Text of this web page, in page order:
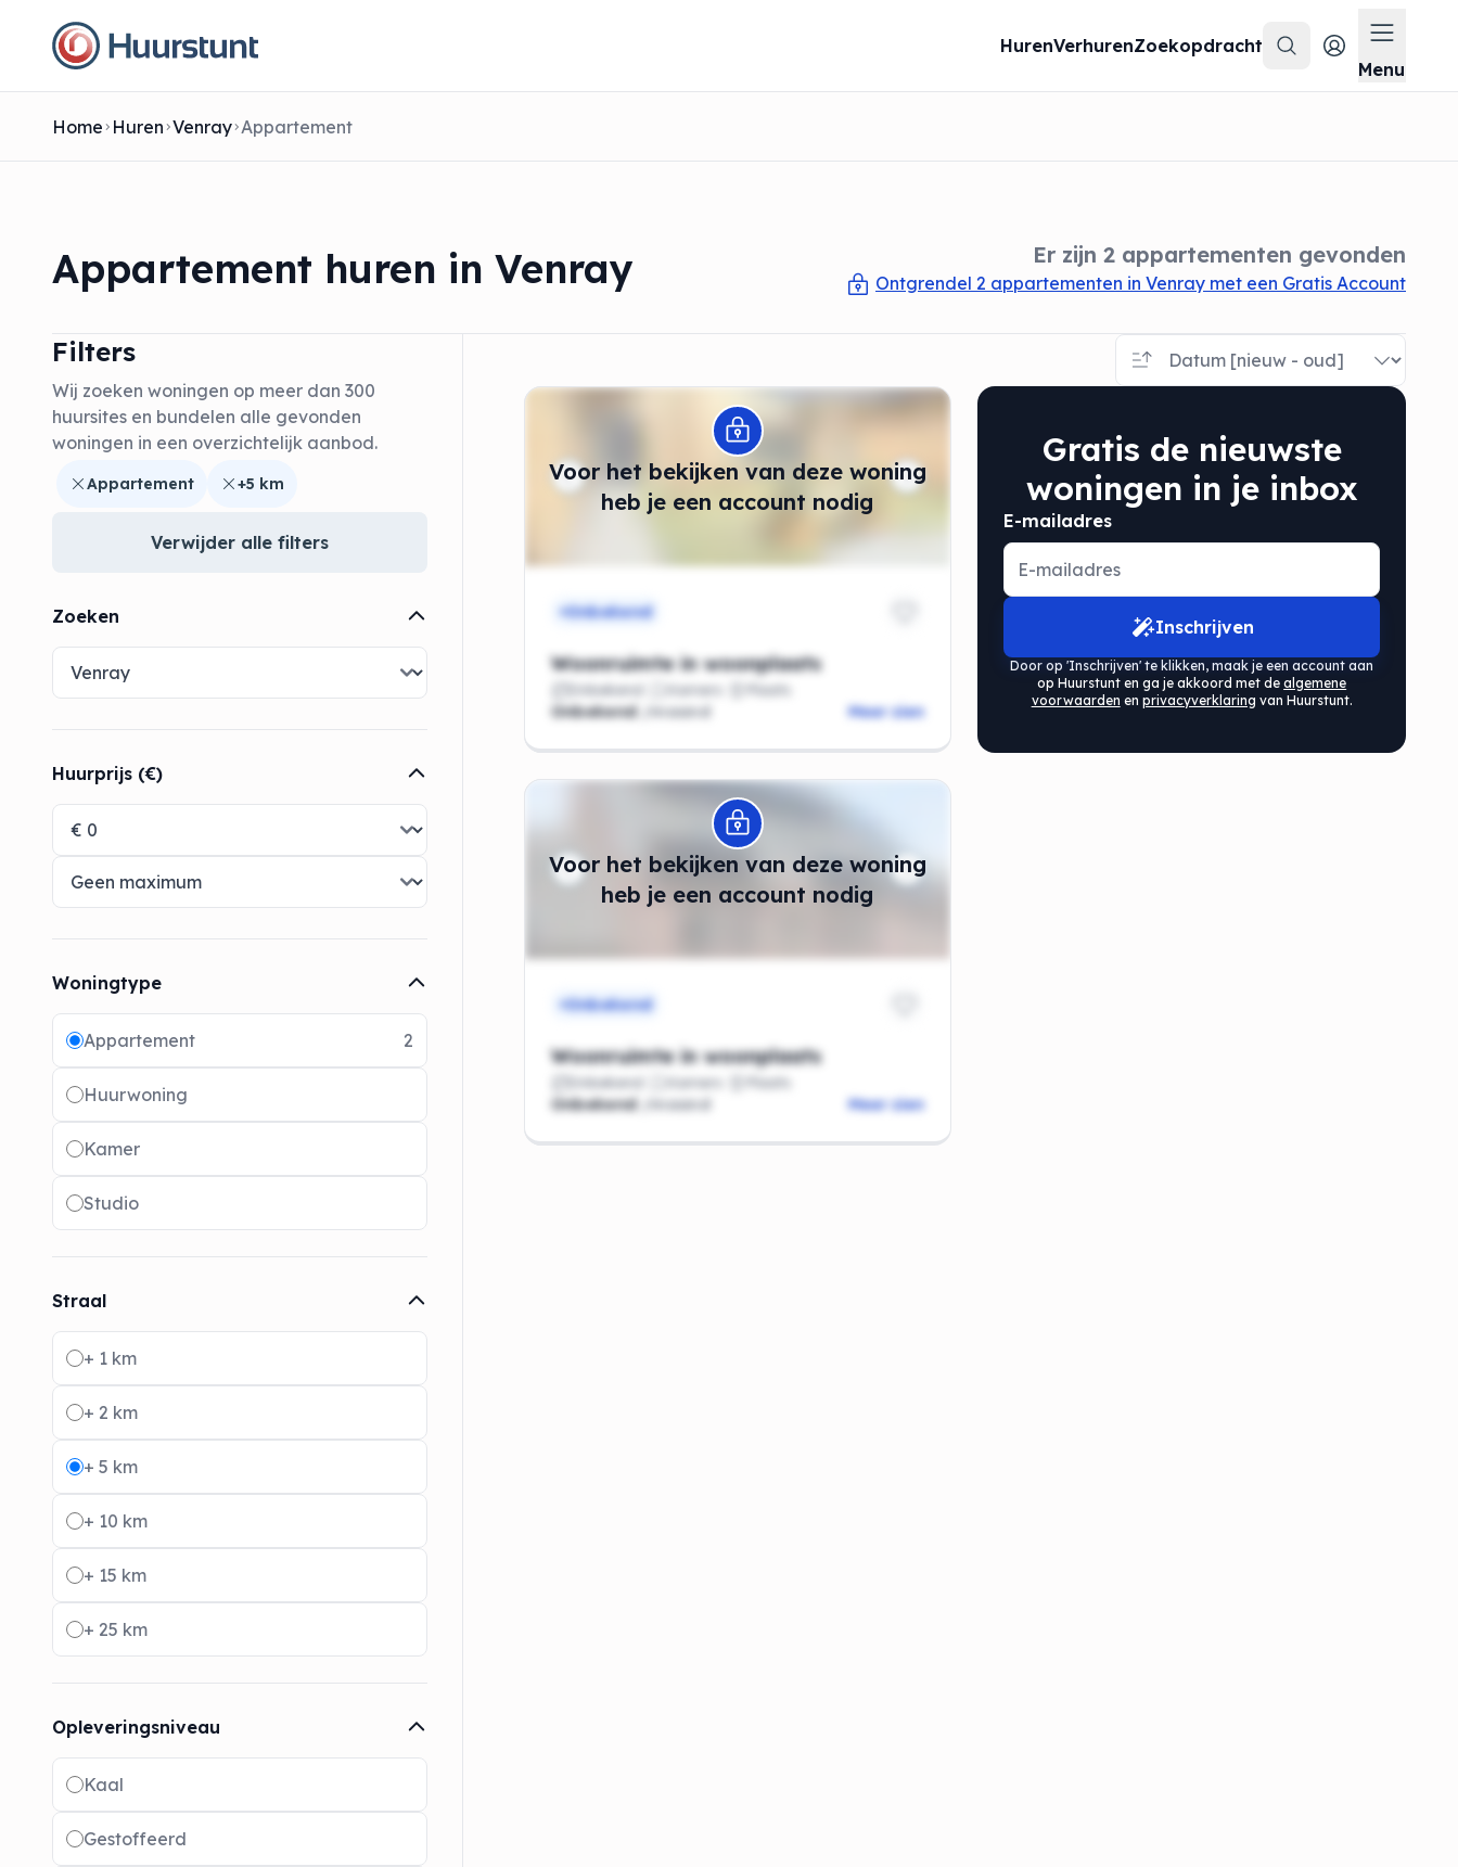
HurenVerhurenZoekopdracht
Zoeken
Menu
Menu
Home Huren Venray Appartement
Appartement huren in Venray Er zijn 2 appartementen gevonden
Ontgrendel 2 appartementen in Venray met een Gratis Account
Filters
Wij zoeken woningen op meer dan 300
huursites en bundelen alle gevonden
woningen in een overzichtelijk aanbod.
Appartement +5 km
Verwijder alle filters
Zoeken
Huurprijs (€)
Woningtype
Radio buttons
Appartement 2
Huurwoning
Kamer
Studio
Straal
Radio buttons
+ 1 km
+ 2 km
+ 5 km
+ 10 km
+ 15 km
+ 25 km
Opleveringsniveau
Radio buttons
Kaal
Gestoffeerd
Voor het bekijken van deze woning
heb je een account nodig
Modal openen
Onbekend
Woonruimte in woonplaats
Onbekend Kamers
Plaats
Onbekend
/maand Meer zien
Gratis de nieuwste
woningen in je inbox
E-mailadres
Inschrijven
Door op 'Inschrijven' te klikken, maak je een account aan
op Huurstunt en ga je akkoord met dealgemene
voorwaarden en privacyverklaring van Huurstunt.
Voor het bekijken van deze woning
heb je een account nodig
Modal openen
Onbekend
Woonruimte in woonplaats
Onbekend Kamers
Plaats
Onbekend
/maand Meer zien